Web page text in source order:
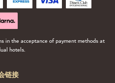
链接
in the acceptance of payment methods at
hotels.